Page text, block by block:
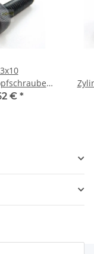
6 St.
€ *